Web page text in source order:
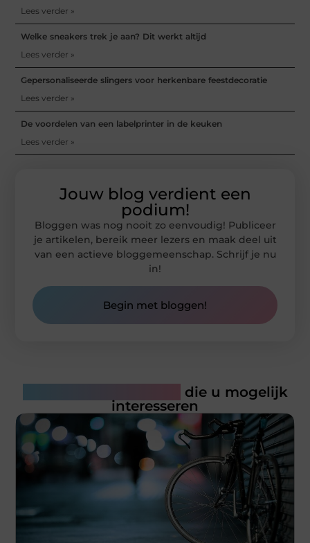
Lees verder »
Welke sneakers trek je aan? Dit werkt altijd
Lees verder »
Gepersonaliseerde slingers voor herkenbare feestdecoratie
Lees verder »
De voordelen van een labelprinter in de keuken
Lees verder »
Jouw blog verdient een
podium!
Bloggen was nog nooit zo eenvoudig! Publiceer
je artikelen, bereik meer lezers en maak deel uit
van een actieve bloggemeenschap. Schrijf je nu
in!
Begin met bloggen!
die u mogelijk
interesseren